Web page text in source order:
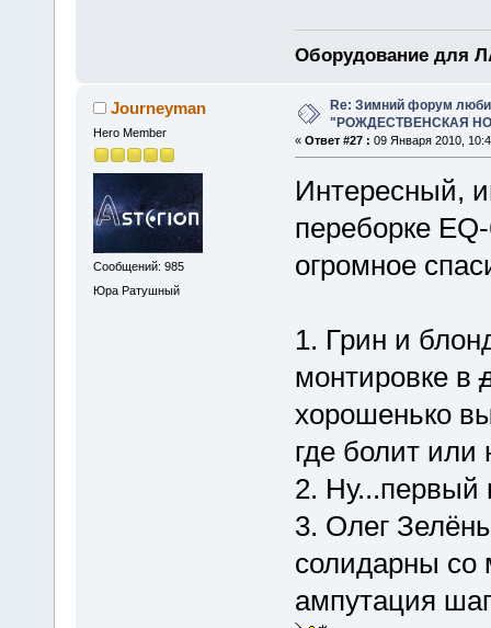
Оборудование для
Journeyman
Hero Member
Сообщений: 985
Юра Ратушный
Re: Зимний форум
"РОЖДЕСТВЕНСКАЯ
« Ответ #27 : 09 Января 2010,
Интересный,
переборке
огромное
1. Грин и
монтировке в
хорошенько
где болит
2. Ну...первый
3. Олег
солидарны со
ампутация